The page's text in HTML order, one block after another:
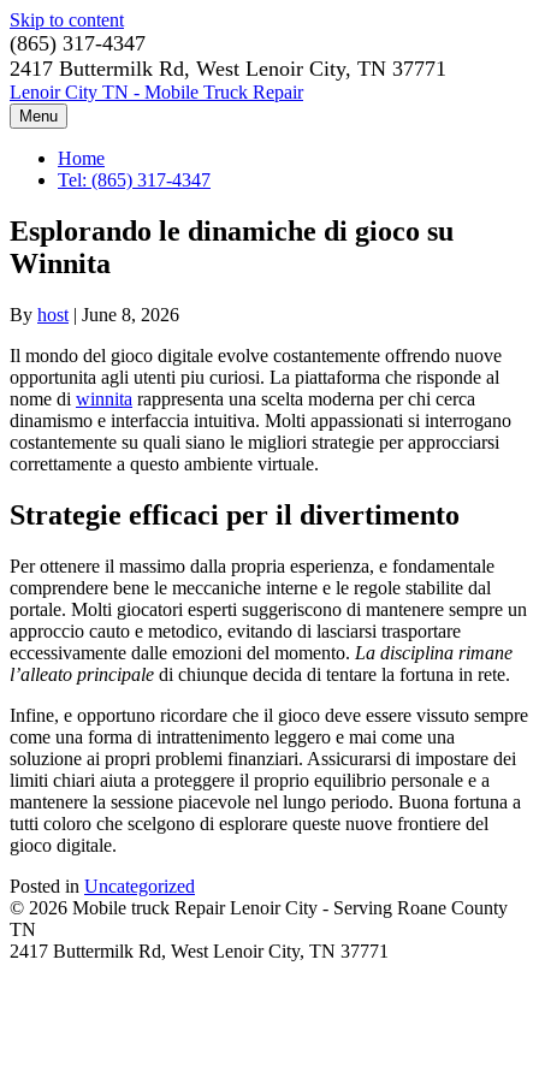
Skip to content
(865) 317-4347
2417 Buttermilk Rd, West Lenoir City, TN 37771
Lenoir City TN - Mobile Truck Repair
Menu
Home
Tel: (865) 317-4347
Esplorando le dinamiche di gioco su
Winnita
By host | June 8, 2026
Il mondo del gioco digitale evolve costantemente offrendo nuove
opportunita agli utenti piu curiosi. La piattaforma che risponde al
nome di winnita rappresenta una scelta moderna per chi cerca
dinamismo e interfaccia intuitiva. Molti appassionati si interrogano
costantemente su quali siano le migliori strategie per approcciarsi
correttamente a questo ambiente virtuale.
Strategie efficaci per il divertimento
Per ottenere il massimo dalla propria esperienza, e fondamentale
comprendere bene le meccaniche interne e le regole stabilite dal
portale. Molti giocatori esperti suggeriscono di mantenere sempre un
approccio cauto e metodico, evitando di lasciarsi trasportare
eccessivamente dalle emozioni del momento. La disciplina rimane
l’alleato principale di chiunque decida di tentare la fortuna in rete.
Infine, e opportuno ricordare che il gioco deve essere vissuto sempre
come una forma di intrattenimento leggero e mai come una
soluzione ai propri problemi finanziari. Assicurarsi di impostare dei
limiti chiari aiuta a proteggere il proprio equilibrio personale e a
mantenere la sessione piacevole nel lungo periodo. Buona fortuna a
tutti coloro che scelgono di esplorare queste nuove frontiere del
gioco digitale.
Posted in Uncategorized
© 2026 Mobile truck Repair Lenoir City - Serving Roane County
TN
2417 Buttermilk Rd, West Lenoir City, TN 37771